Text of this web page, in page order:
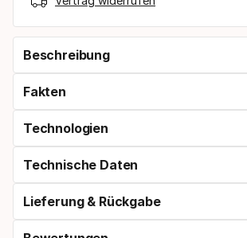
Beschreibung
Fakten
Technologien
Technische Daten
Lieferung & Rückgabe